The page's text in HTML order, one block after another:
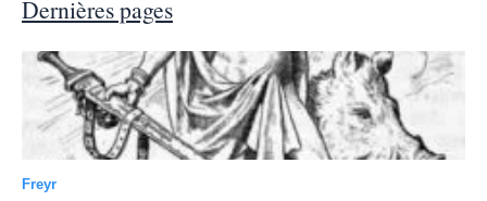
Dernières pages
Freyr